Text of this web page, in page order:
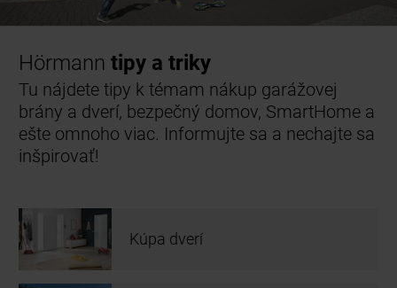
Hörmanntipy a triky
Tu nájdete tipy k témam nákup garážovej
brány a dverí, bezpečný domov, SmartHome a
ešte omnoho viac. Informujte sa a nechajte sa
inšpirovať!
Kúpa dverí